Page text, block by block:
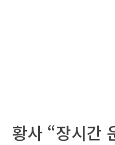
황사 “장시간